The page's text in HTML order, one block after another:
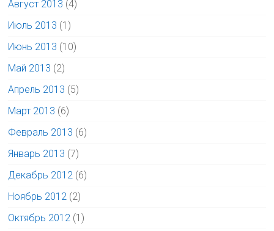
Август 2013 (4)
Июль 2013 (1)
Июнь 2013 (10)
Май 2013 (2)
Апрель 2013 (5)
Март 2013 (6)
Февраль 2013 (6)
Январь 2013 (7)
Декабрь 2012 (6)
Ноябрь 2012 (2)
Октябрь 2012 (1)